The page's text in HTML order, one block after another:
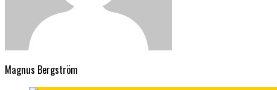
Magnus Bergström